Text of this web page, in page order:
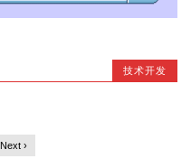
技术开发
Next ›